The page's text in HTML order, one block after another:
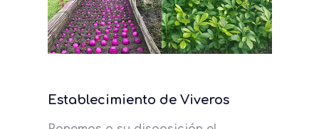
Establecimiento de Viveros